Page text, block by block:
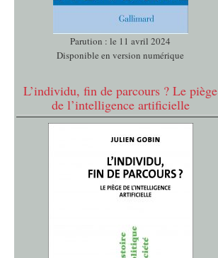
Parution : le 11 avril 2024
Disponible en version numérique
L’individu, fin de parcours ? Le piège
de l’intelligence artificielle